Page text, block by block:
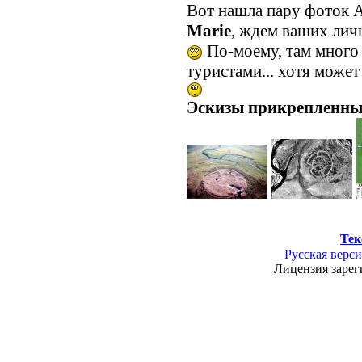
Вот нашла пару фоток
Маrie, ждем ваших
По-моему, там много
туристами... хотя
Эскизы
Русская
Лицензия